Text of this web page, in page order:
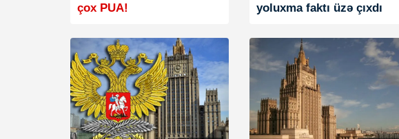
çox PUA!
yoluxma faktı üzə çıxdı